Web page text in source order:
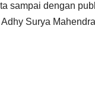
sampai dengan
Surya